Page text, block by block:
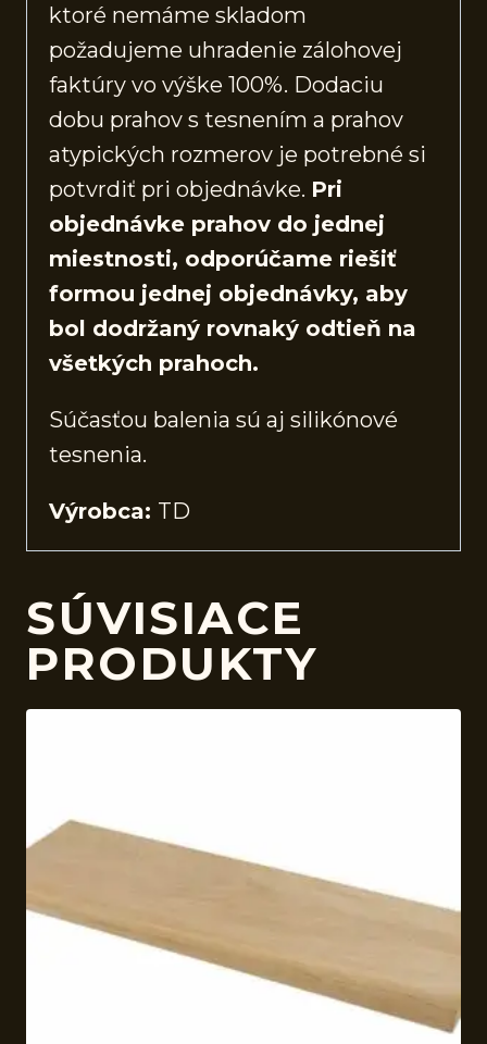
ktoré nemáme skladom
požadujeme uhradenie zálohovej
faktúry vo výške 100%. Dodaciu
dobu prahov s tesnením a prahov
atypických rozmerov je potrebné si
potvrdiť pri objednávke. Pri
objednávke prahov do jednej
miestnosti, odporúčame riešiť
formou jednej objednávky, aby
bol dodržaný rovnaký odtieň na
všetkých prahoch.
Súčasťou balenia sú aj silikónové
tesnenia.
Výrobca: TD
SÚVISIACE
PRODUKTY